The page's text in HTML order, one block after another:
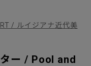
/ ルイジアナ近代美
ー / Pool and